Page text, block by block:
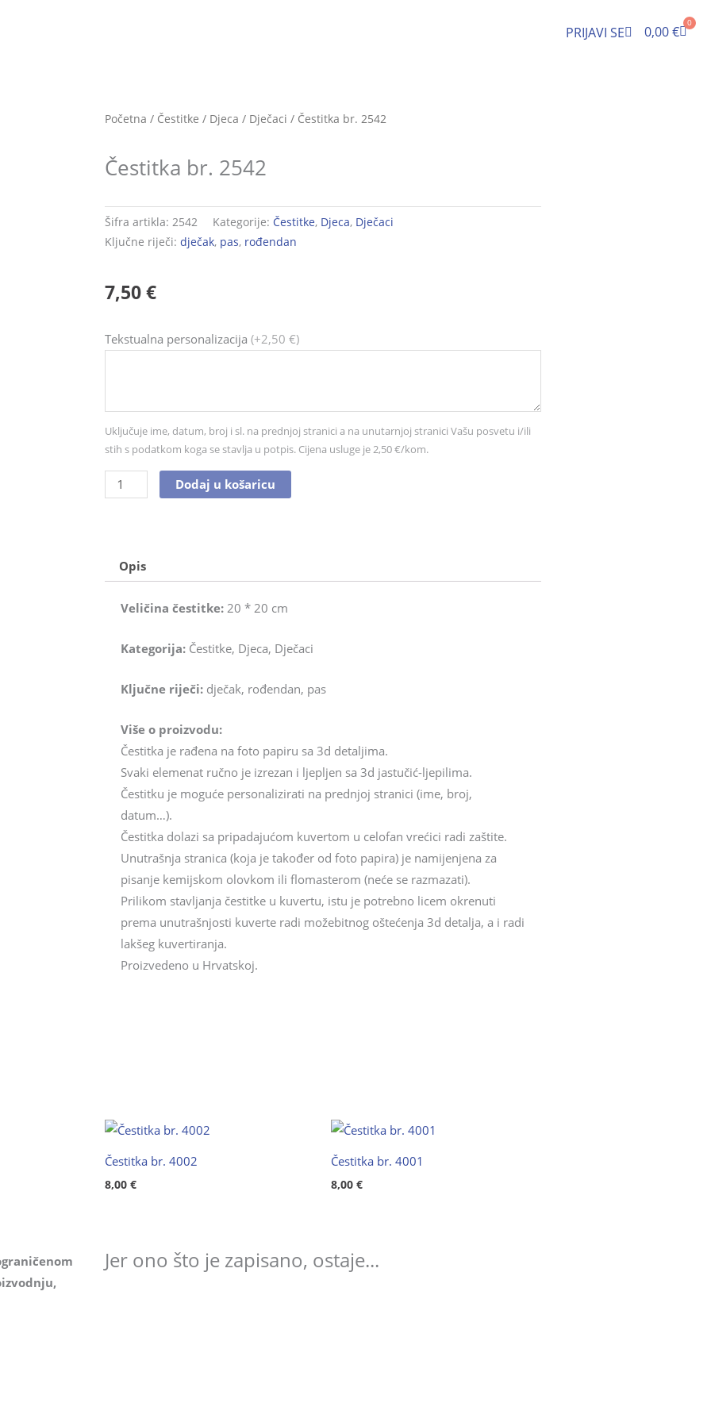
PRIJAVI SE 0,00€
0
Cart
Početna / Čestitke / Djeca / Dječaci / Čestitka br. 2542
Čestitka br. 2542
Šifra artikla: 2542 Kategorije: Čestitke, Djeca, Dječaci
Ključne riječi: dječak, pas, rođendan
7,50€
Tekstualna personalizacija (+2,50 €)
Uključuje ime, datum, broj i sl. na prednjoj stranici a na unutarnjoj stranici Vašu posvetu i/ili
stih s podatkom koga se stavlja u potpis. Cijena usluge je 2,50 €/kom.
Čestitka
Dodaj u košaricu
Opis
Veličina čestitke: 20 * 20 cm
Kategorija: Čestitke, Djeca, Dječaci
Ključne riječi: dječak, rođendan, pas
Više o proizvodu:
Čestitka je rađena na foto papiru sa 3d detaljima.
Svaki elemenat ručno je izrezan i ljepljen sa 3d jastučić-ljepilima.
Čestitku je moguće personalizirati na prednjoj stranici (ime, broj,
datum…).
Čestitka dolazi sa pripadajućom kuvertom u celofan vrećici radi zaštite.
Unutrašnja stranica (koja je također od foto papira) je namijenjena za
pisanje kemijskom olovkom ili flomasterom (neće se razmazati).
Prilikom stavljanja čestitke u kuvertu, istu je potrebno licem okrenuti
prema unutrašnjosti kuverte radi možebitnog oštećenja 3d detalja, a i radi
lakšeg kuvertiranja.
Proizvedeno u Hrvatskoj.
Čestitka br. 4002
8,00 €
Čestitka br. 4001
8,00 €
Jer ono što je zapisano, ostaje...